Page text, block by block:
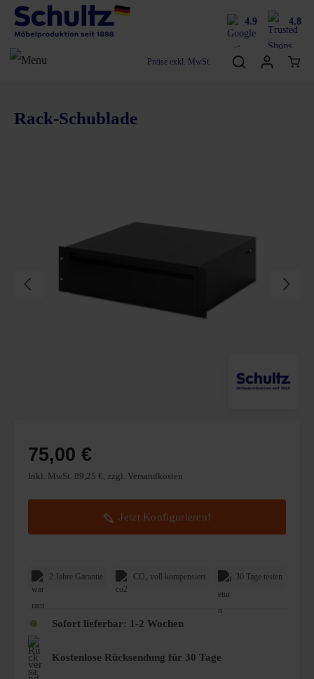
4.9 4.8
Preise exkl. MwSt.
Rack-Schublade
2 Jahre Garantie CO₂ voll kompensiert 30 Tage testen
Sofort lieferbar: 1-2 Wochen
Kostenlose Rücksendung für 30 Tage
75,00 €
Inkl. MwSt. 89,25 €, zzgl. Versandkosten
Jetzt Konfigurieren!